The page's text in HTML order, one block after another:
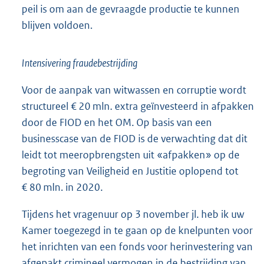
peil is om aan de gevraagde productie te kunnen
blijven voldoen.
Intensivering fraudebestrijding
Voor de aanpak van witwassen en corruptie wordt
structureel € 20 mln. extra geïnvesteerd in afpakken
door de FIOD en het OM. Op basis van een
businesscase van de FIOD is de verwachting dat dit
leidt tot meeropbrengsten uit «afpakken» op de
begroting van Veiligheid en Justitie oplopend tot
€ 80 mln. in 2020.
Tijdens het vragenuur op 3 november jl. heb ik uw
Kamer toegezegd in te gaan op de knelpunten voor
het inrichten van een fonds voor herinvestering van